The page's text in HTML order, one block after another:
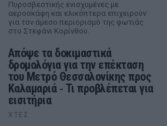
Πυροσβεστικής ενισχυμένες με
αεροσκάφη και ελικόπτερα επιχειρούν
για τον άμεσο περιορισμό της φωτιάς
στο Στεφάνι Κορίνθου.
Απόψε τα δοκιμαστικά
δρομολόγια για την επέκταση
του Μετρό Θεσσαλονίκης προς
Καλαμαριά ‑ Τι προβλέπεται για
εισιτήρια
ΧΤΕΣ